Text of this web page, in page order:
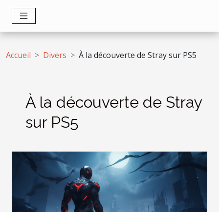
Accueil Divers À la découverte de Stray sur PS5
À la découverte de Stray
sur PS5